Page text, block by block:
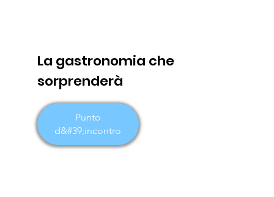
La gastronomia che
sorprenderà
Punto
d&#39;incontro